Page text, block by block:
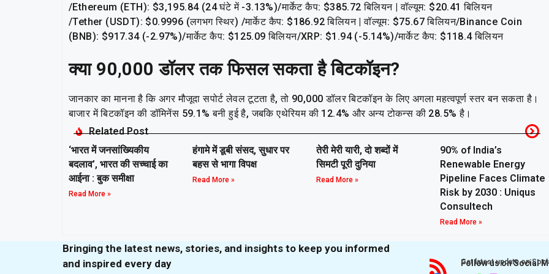
/Ethereum (ETH): $3,195.84 (24 घंटे में -3.13%)/मार्केट कैप: $385.72 बिलियन | वॉल्यूम: $20.41 बिलियन
/Tether (USDT): $0.9996 (लगभग स्थिर) /मार्केट कैप: $186.92 बिलियन | वॉल्यूम: $75.67 बिलियन/Binance Coin
(BNB): $917.34 (-2.97%)/मार्केट कैप: $125.09 बिलियन/XRP: $1.94 (-5.14%)/मार्केट कैप: $118.4 बिलियन
क्या 90,000 डॉलर तक फिसल सकता है बिटकॉइन?
जानकार का मानना है कि अगर मौजूदा सपोर्ट लेवल टूटता है, तो 90,000 डॉलर बिटकॉइन के लिए अगला महत्वपूर्ण स्तर बन सकता है।
बाजार में बिटकॉइन की डॉमिनेंस 59.1% बनी हुई है, जबकि एथेरियम की 12.4% और अन्य टोकन्स की 28.5% है।
Related Post
‘भारत में जनसांख्यिकीय
बदलाव’, भारत की सच्चाई का
आईना : बुक समीक्षा
Read More »
हंगामे में डूबी संसद, सुधार पर
बहस से भागा विपक्ष
Read More »
तेरी मेरी यारी, दो शब्दों में
सिमटी पूरी दुनिया
Read More »
90% of India’s
Renewable Energy
Pipeline Faces Climate
Risk by 2030 : Uniqus
Consultech
Read More »
Bringing the latest news, stories, and insights to keep you informed
and inspired every day
Follow us on Social
Get latest update on